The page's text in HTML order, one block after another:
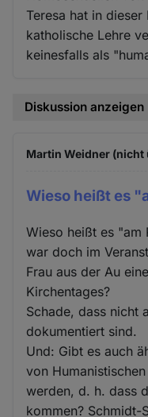
Teresa hat in
katholische Lehre
keinesfalls als
Diskussion anzeigen
Martin Weidner (nicht
Wieso heißt es
Wieso heißt es "am
war doch im
Frau aus der Au
Kirchentages?
Schade, dass nicht
dokumentiert sind.
Und: Gibt es auch
von
werden, d. h. dass
kommen? Schmidt-